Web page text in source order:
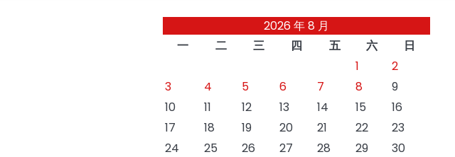
2026 年 8 月
一
二 三 四 五 六
日
1
2
3
4 5 6 7 8
9
10
11 12 13 14 15
16
17
18 19 20 21 22
23
24
25 26 27 28 29
30